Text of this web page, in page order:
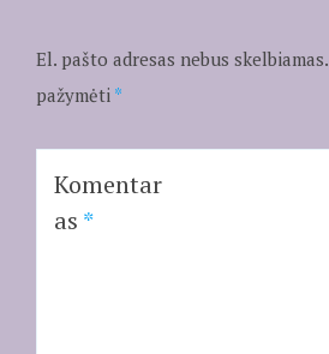
El. pašto adresas nebus skelbiamas.
pažymėti *
Komentar
as *